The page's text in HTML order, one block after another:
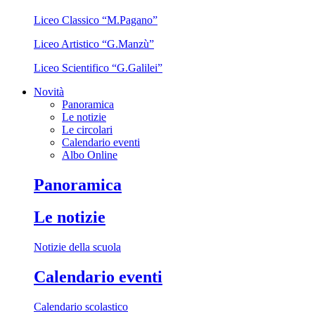
Liceo Classico “M.Pagano”
Liceo Artistico “G.Manzù”
Liceo Scientifico “G.Galilei”
Novità
Panoramica
Le notizie
Le circolari
Calendario eventi
Albo Online
Panoramica
Le notizie
Notizie della scuola
Calendario eventi
Calendario scolastico